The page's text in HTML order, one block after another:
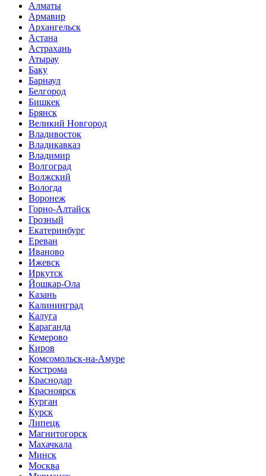
Алматы
Армавир
Архангельск
Астана
Астрахань
Атырау
Баку
Барнаул
Белгород
Бишкек
Брянск
Великий Новгород
Владивосток
Владикавказ
Владимир
Волгоград
Волжский
Вологда
Воронеж
Горно-Алтайск
Грозный
Екатеринбург
Ереван
Иваново
Ижевск
Иркутск
Йошкар-Ола
Казань
Калининград
Калуга
Караганда
Кемерово
Киров
Комсомольск-на-Амуре
Кострома
Краснодар
Красноярск
Курган
Курск
Липецк
Магнитогорск
Махачкала
Минск
Москва